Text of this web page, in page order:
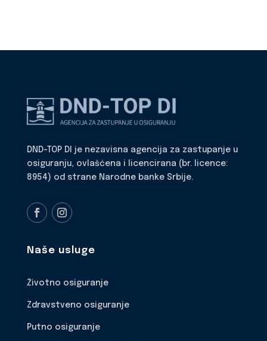
DND-TOP DI je nezavisna agencija za zastupanje u
osiguranju, ovlašćena i licencirana (br. licence:
8954) od strane Narodne banke Srbije.
Naše usluge
Životno osiguranje
Zdravstveno osiguranje
Putno osiguranje